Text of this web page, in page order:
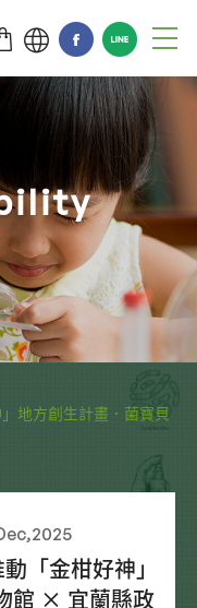
ility
地方創生計畫．菌寶貝
「金柑好神」
館 × 宜蘭縣政